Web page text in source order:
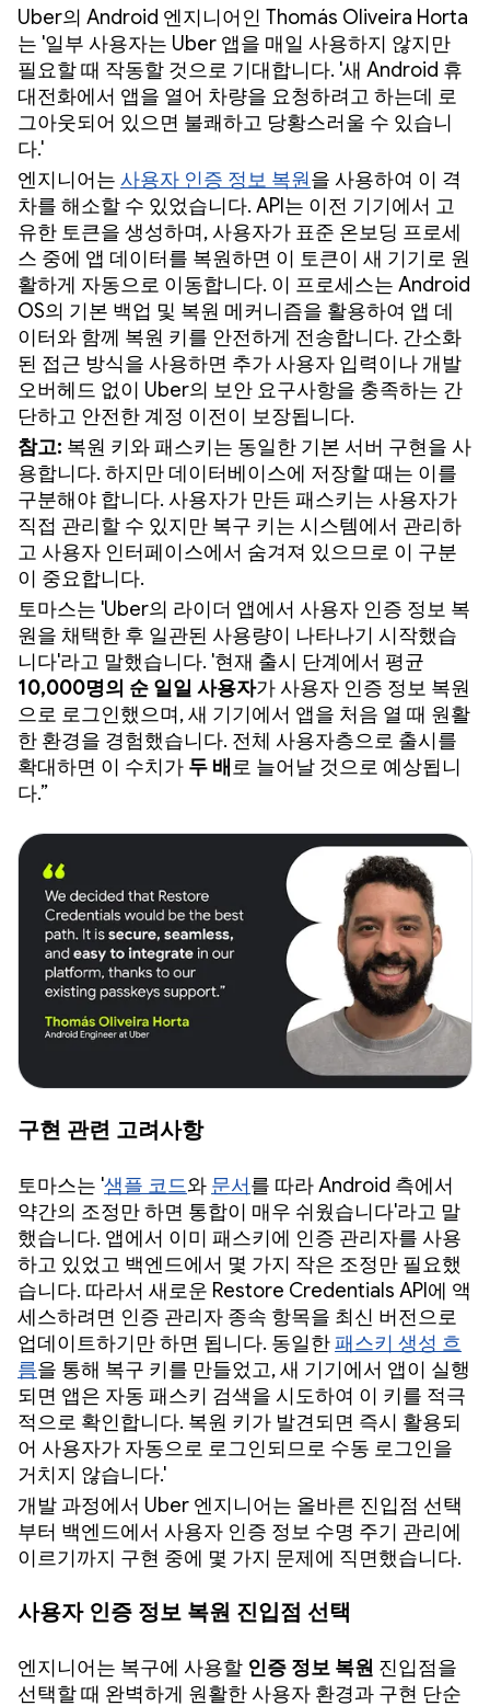
Uber의 Android 엔지니어인 Thomás Oliveira Horta
는 '일부 사용자는 Uber 앱을 매일 사용하지 않지만
필요할 때 작동할 것으로 기대합니다. '새 Android 휴
대전화에서 앱을 열어 차량을 요청하려고 하는데 로
그아웃되어 있으면 불쾌하고 당황스러울 수 있습니
다.'
엔지니어는 사용자 인증 정보 복원을 사용하여 이 격
차를 해소할 수 있었습니다. API는 이전 기기에서 고
유한 토큰을 생성하며, 사용자가 표준 온보딩 프로세
스 중에 앱 데이터를 복원하면 이 토큰이 새 기기로 원
활하게 자동으로 이동합니다. 이 프로세스는 Android
OS의 기본 백업 및 복원 메커니즘을 활용하여 앱 데
이터와 함께 복원 키를 안전하게 전송합니다. 간소화
된 접근 방식을 사용하면 추가 사용자 입력이나 개발
오버헤드 없이 Uber의 보안 요구사항을 충족하는 간
단하고 안전한 계정 이전이 보장됩니다.
참고: 복원 키와 패스키는 동일한 기본 서버 구현을 사
용합니다. 하지만 데이터베이스에 저장할 때는 이를
구분해야 합니다. 사용자가 만든 패스키는 사용자가
직접 관리할 수 있지만 복구 키는 시스템에서 관리하
고 사용자 인터페이스에서 숨겨져 있으므로 이 구분
이 중요합니다.
토마스는 'Uber의 라이더 앱에서 사용자 인증 정보 복
원을 채택한 후 일관된 사용량이 나타나기 시작했습
니다'라고 말했습니다. '현재 출시 단계에서 평균
10,000명의 순 일일 사용자가 사용자 인증 정보 복원
으로 로그인했으며, 새 기기에서 앱을 처음 열 때 원활
한 환경을 경험했습니다. 전체 사용자층으로 출시를
확대하면 이 수치가 두 배로 늘어날 것으로 예상됩니
다.”
구현 관련 고려사항
토마스는 '샘플 코드와 문서를 따라 Android 측에서
약간의 조정만 하면 통합이 매우 쉬웠습니다'라고 말
했습니다. 앱에서 이미 패스키에 인증 관리자를 사용
하고 있었고 백엔드에서 몇 가지 작은 조정만 필요했
습니다. 따라서 새로운 Restore Credentials API에 액
세스하려면 인증 관리자 종속 항목을 최신 버전으로
업데이트하기만 하면 됩니다. 동일한패스키 생성 흐
름을 통해 복구 키를 만들었고, 새 기기에서 앱이 실행
되면 앱은 자동 패스키 검색을 시도하여 이 키를 적극
적으로 확인합니다. 복원 키가 발견되면 즉시 활용되
어 사용자가 자동으로 로그인되므로 수동 로그인을
거치지 않습니다.'
개발 과정에서 Uber 엔지니어는 올바른 진입점 선택
부터 백엔드에서 사용자 인증 정보 수명 주기 관리에
이르기까지 구현 중에 몇 가지 문제에 직면했습니다.
사용자 인증 정보 복원 진입점 선택
엔지니어는 복구에 사용할 인증 정보 복원 진입점을
선택할 때 완벽하게 원활한 사용자 환경과 구현 단순